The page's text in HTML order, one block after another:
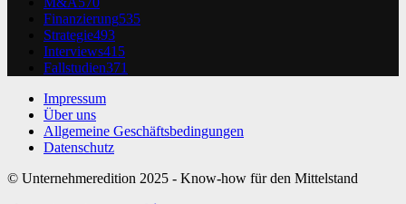
Finanzierung535
Strategie493
Interviews415
Fallstudien371
Impressum
Über uns
Allgemeine Geschäftsbedingungen
Datenschutz
© Unternehmeredition 2025 - Know-how für den Mittelstand